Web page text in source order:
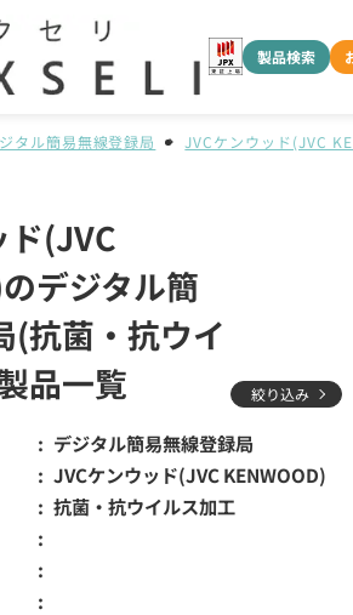
製品検索
タル簡易無線登録局 JVCケンウッド(JVC
ド(JVC
デジタル簡
(抗菌・抗ウイ
品一覧
絞り込み
デジタル簡易無線登録局
JVCケンウッド(JVC KENWOOD)
抗菌・抗ウイルス加工